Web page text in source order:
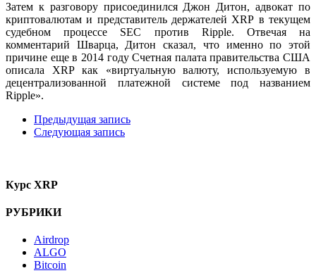
Затем к разговору присоединился Джон Дитон, адвокат по
криптовалютам и представитель держателей XRP в текущем
судебном процессе SEC против Ripple. Отвечая на
комментарий Шварца, Дитон сказал, что именно по этой
причине еще в 2014 году Счетная палата правительства США
описала XRP как «виртуальную валюту, используемую в
децентрализованной платежной системе под названием
Ripple».
Предыдущая запись
Следующая запись
Курс XRP
РУБРИКИ
Airdrop
ALGO
Bitcoin